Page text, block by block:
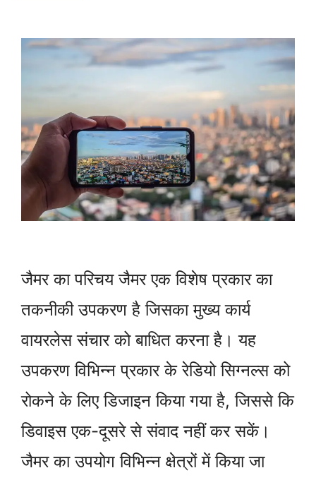
जैमर का परिचय जैमर एक विशेष प्रकार का
तकनीकी उपकरण है जिसका मुख्य कार्य
वायरलेस संचार को बाधित करना है। यह
उपकरण विभिन्न प्रकार के रेडियो सिग्नल्स को
रोकने के लिए डिजाइन किया गया है, जिससे कि
डिवाइस एक-दूसरे से संवाद नहीं कर सकें।
जैमर का उपयोग विभिन्न क्षेत्रों में किया जा